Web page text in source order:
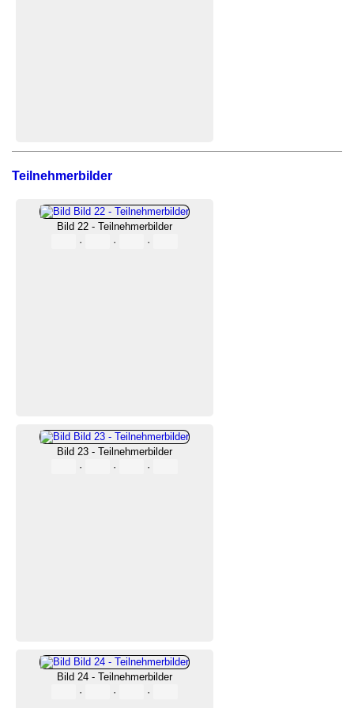
Teilnehmerbilder
Bild 22 - Teilnehmerbilder
·
· ·
Bild 23 - Teilnehmerbilder
·
· ·
Bild 24 - Teilnehmerbilder
·
· ·